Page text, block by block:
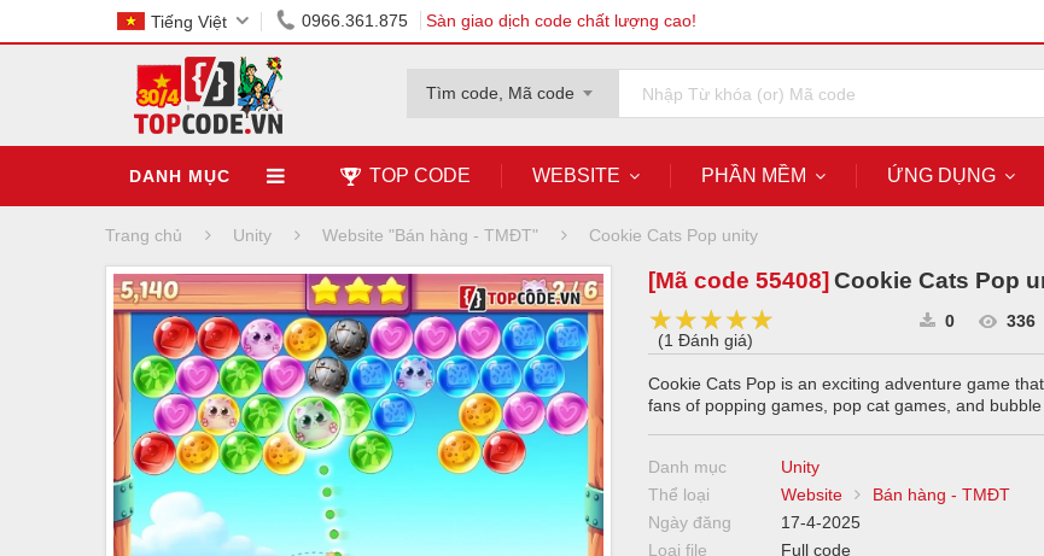
Tiếng Việt 0966.361.875 Sàn giao dịch code chất lượng cao!
Tìm code, Mã code
DANH MỤC TOP CODE WEBSITE PHẦN MỀM ỨNG DỤNG
Trang chủ Unity Website "Bán hàng - TMĐT" Cookie Cats Pop unity
[Mã code 55408] Cookie Cats Pop
★★★★★
★★★★★
★★★★★
(1 Đánh giá)
0 336
Cookie Cats Pop is an exciting adventure game
fans of popping games, pop cat games, and bubble
Danh mục
Unity
Thể loại
Website
Bán hàng - TMĐT
Ngày đăng
17-4-2025
Loại file
Full code